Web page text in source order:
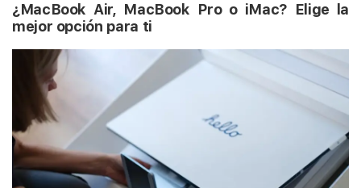
¿MacBook Air, MacBook Pro o iMac? Elige la
mejor opción para ti